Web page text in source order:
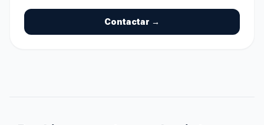
Contactar →